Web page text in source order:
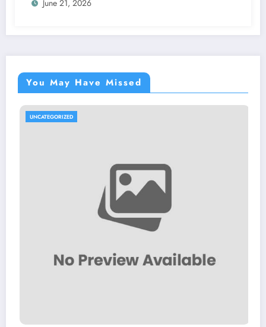
June 21, 2026
You May Have Missed
UNCATEGORIZED